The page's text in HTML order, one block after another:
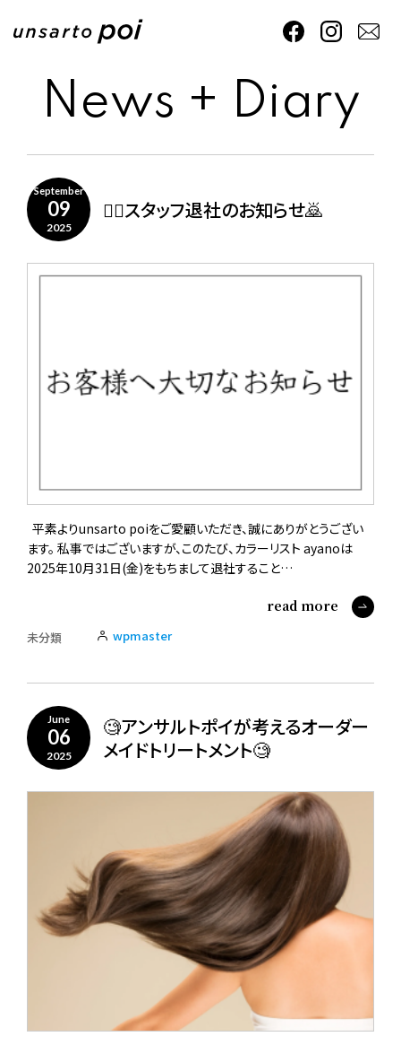
News + Diary
September
09
2025
🙇‍♀️スタッフ退社のお知らせ🙇
平素よりunsarto poiをご愛顧いただき、誠にありがとうござい
ます。 私事ではございますが、このたび、カラーリスト ayanoは
2025年10月31日(金)をもちまして退社すること…
read more
未分類 wpmaster
June
06
2025
🧐アンサルトポイが考えるオーダー
メイドトリートメント🧐